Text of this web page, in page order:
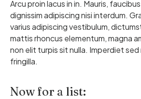
Arcu proin lacus in in. Mauris,
dignissim adipiscing nisi interdum.
varius adipiscing vestibulum,
mattis rhoncus elementum, magna
non elit turpis sit nulla. Imperdiet
fringilla.
Now for a list: